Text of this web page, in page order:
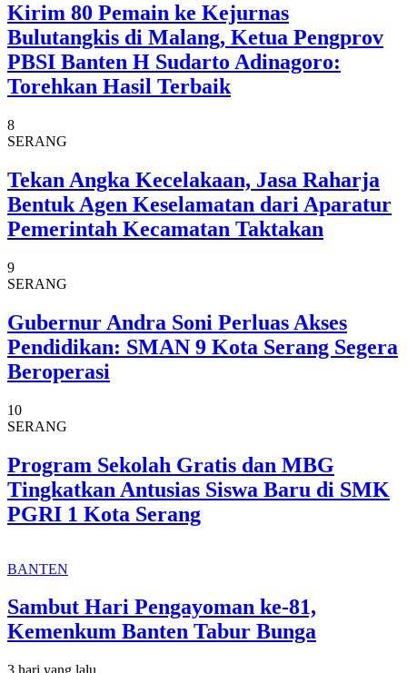
Kirim 80 Pemain ke Kejurnas
Bulutangkis di Malang, Ketua Pengprov
PBSI Banten H Sudarto Adinagoro:
Torehkan Hasil Terbaik
8
SERANG
Tekan Angka Kecelakaan, Jasa Raharja
Bentuk Agen Keselamatan dari Aparatur
Pemerintah Kecamatan Taktakan
9
SERANG
Gubernur Andra Soni Perluas Akses
Pendidikan: SMAN 9 Kota Serang Segera
Beroperasi
10
SERANG
Program Sekolah Gratis dan MBG
Tingkatkan Antusias Siswa Baru di SMK
PGRI 1 Kota Serang
BANTEN
Sambut Hari Pengayoman ke-81,
Kemenkum Banten Tabur Bunga